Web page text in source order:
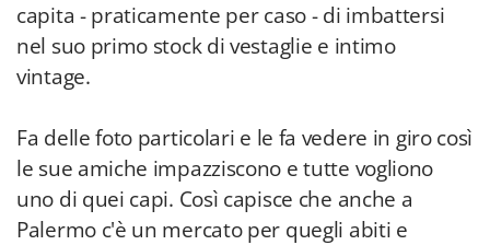
capita - praticamente per caso - di imbattersi
nel suo primo stock di vestaglie e intimo
vintage.
Fa delle foto particolari e le fa vedere in giro così
le sue amiche impazziscono e tutte vogliono
uno di quei capi. Così capisce che anche a
Palermo c'è un mercato per quegli abiti e